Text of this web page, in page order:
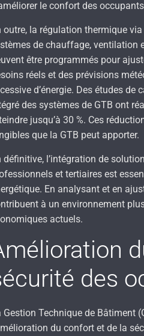
le confort des
outre, la régulation thermique
de chauffage, ventilation
être programmés pour
réels et des prévisions
d’énergie. Des études
des systèmes de GTB ont
jusqu’à 30 %. Ces
que la GTB peut apporter.
définitive, l’intégration de
et tertiaires est
En analysant et en
à un environnement
actuels.
des
Gestion Technique de Bâtiment
du confort et de la